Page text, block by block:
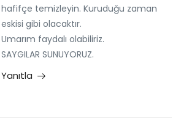
hafifçe temizleyin. Kuruduğu zaman
eskisi gibi olacaktır.
Umarım faydalı olabiliriz.
SAYGILAR SUNUYORUZ.
Yanıtla